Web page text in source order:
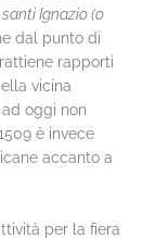
Ignazio (o
dal punto di
rapporti
vicina
oggi non
è invece
accanto a
per la fiera